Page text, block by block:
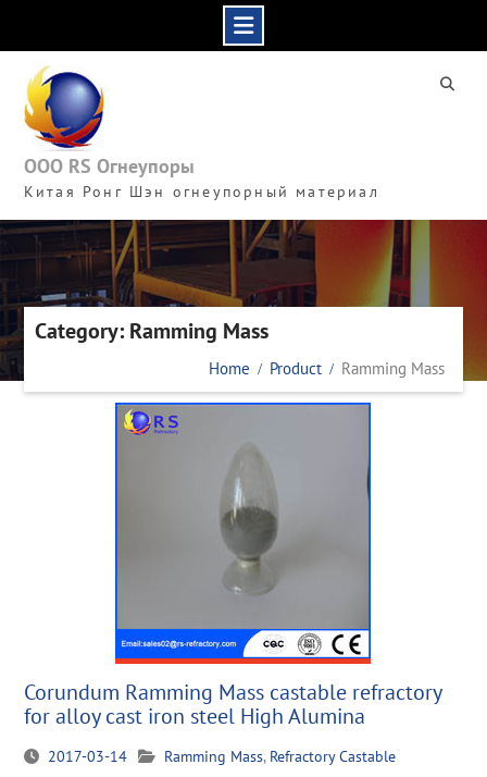
content
ООО RS Огнеупоры
Китая Ронг Шэн огнеупорный материал
Category: Ramming Mass
Home Product Ramming Mass
Corundum Ramming Mass castable refractory
for alloy cast iron steel High Alumina
2017-03-14 Ramming Mass, Refractory Castable